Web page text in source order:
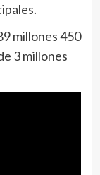
millones 450
3 millones